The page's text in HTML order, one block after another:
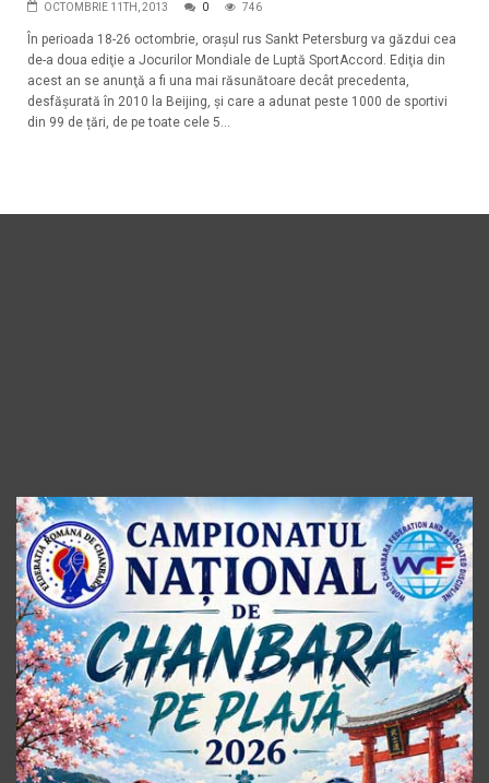
OCTOMBRIE 11TH, 2013 0 746
În perioada 18-26 octombrie, oraşul rus Sankt Petersburg va găzdui cea
de-a doua ediţie a Jocurilor Mondiale de Luptă SportAccord. Ediţia din
acest an se anunţă a fi una mai răsunătoare decât precedenta,
desfășurată în 2010 la Beijing, şi care a adunat peste 1000 de sportivi
din 99 de țări, de pe toate cele 5...